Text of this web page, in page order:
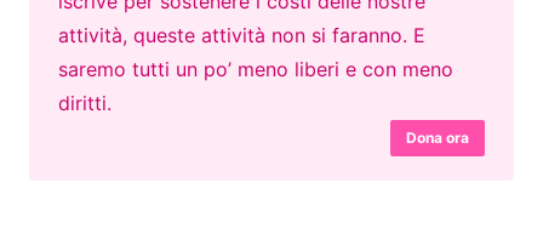
attività, queste attività non si faranno. E
saremo tutti un po’ meno liberi e con meno
diritti.
Dona ora